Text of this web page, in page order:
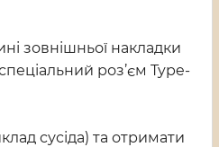
зовнішньої накладки
роз’єм Type-
сусіда) та отримати